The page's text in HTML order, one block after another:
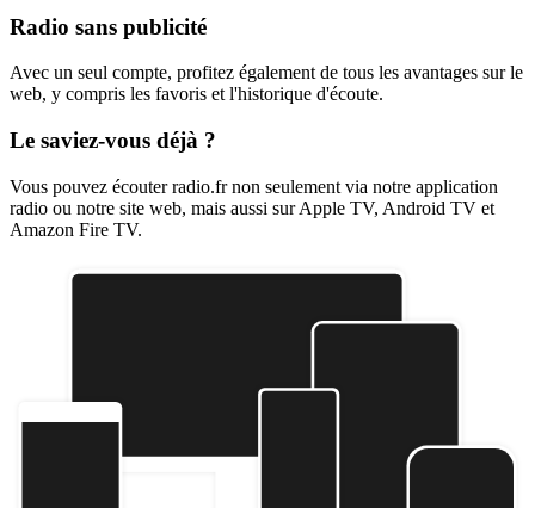
Radio sans publicité
Avec un seul compte, profitez également de tous les avantages sur le
web, y compris les favoris et l'historique d'écoute.
Le saviez-vous déjà ?
Vous pouvez écouter radio.fr non seulement via notre application
radio ou notre site web, mais aussi sur Apple TV, Android TV et
Amazon Fire TV.